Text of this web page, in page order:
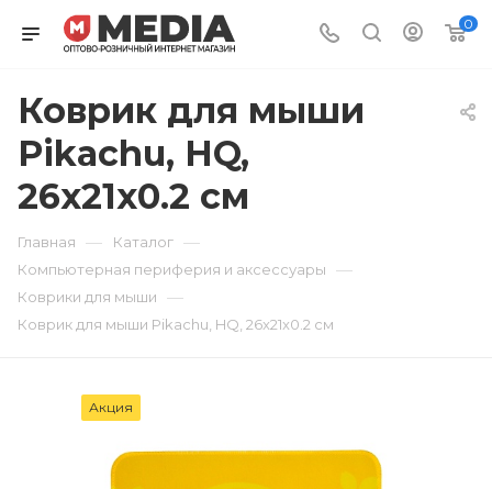
0
Коврик для мыши
Pikachu, HQ,
26x21x0.2 см
Главная — Каталог —
Компьютерная периферия и аксессуары —
Коврики для мыши —
Коврик для мыши Pikachu, HQ, 26x21x0.2 см
Акция